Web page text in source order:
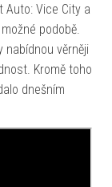
Auto: Vice City a
podobě.
nabídnou věrněji
Kromě toho
dnešním